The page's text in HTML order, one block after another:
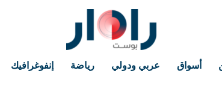
أسواق عربي ودولي رياضة إنفوغرافيك